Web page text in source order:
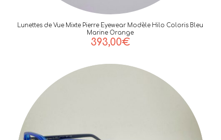
Lunettes de Vue Mixte Pierre Eyewear Modèle Hilo Coloris Bleu
Marine Orange
393,00€